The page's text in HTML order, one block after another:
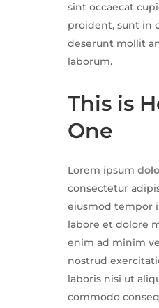
sint occaecat
proident, sunt in
deserunt mollit
laborum.
This is
One
Lorem ipsum
consectetur
eiusmod tempor
labore et dolore
enim ad minim
nostrud
laboris nisi ut
commodo